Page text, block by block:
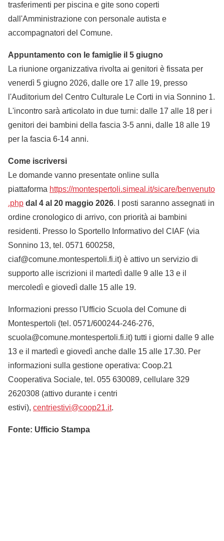
trasferimenti per piscina e gite sono coperti
dall'Amministrazione con personale autista e
accompagnatori del Comune.
Appuntamento con le famiglie il 5 giugno
La riunione organizzativa rivolta ai genitori è fissata per
venerdì 5 giugno 2026, dalle ore 17 alle 19, presso
l'Auditorium del Centro Culturale Le Corti in via Sonnino 1.
L'incontro sarà articolato in due turni: dalle 17 alle 18 per i
genitori dei bambini della fascia 3-5 anni, dalle 18 alle 19
per la fascia 6-14 anni.
Come iscriversi
Le domande vanno presentate online sulla
piattaforma https://montespertoli.simeal.it/sicare/benvenuto
.php dal 4 al 20 maggio 2026. I posti saranno assegnati in
ordine cronologico di arrivo, con priorità ai bambini
residenti. Presso lo Sportello Informativo del CIAF (via
Sonnino 13, tel. 0571 600258,
ciaf@comune.montespertoli.fi.it) è attivo un servizio di
supporto alle iscrizioni il martedì dalle 9 alle 13 e il
mercoledì e giovedì dalle 15 alle 19.
Informazioni presso l'Ufficio Scuola del Comune di
Montespertoli (tel. 0571/600244-246-276,
scuola@comune.montespertoli.fi.it) tutti i giorni dalle 9 alle
13 e il martedì e giovedì anche dalle 15 alle 17.30. Per
informazioni sulla gestione operativa: Coop.21
Cooperativa Sociale, tel. 055 630089, cellulare 329
2620308 (attivo durante i centri
estivi), centriestivi@coop21.it.
Fonte: Ufficio Stampa